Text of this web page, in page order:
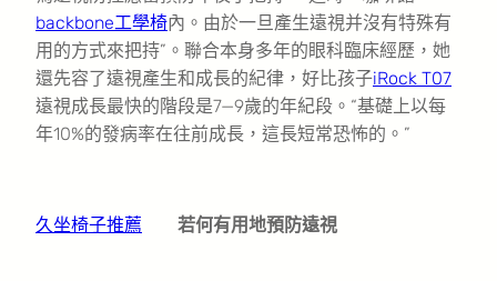
backbone工學椅內。由於一旦產生遠視并沒有特殊有
用的方式來把持”。聯合本身多年的眼科臨床經歷，她
還先容了遠視產生和成長的紀律，好比孩子iRock T07
遠視成長最快的階段是7—9歲的年紀段。“基礎上以每
年10%的發病率在往前成長，這長短常恐怖的。”
久坐椅子推薦 若何有用地預防遠視